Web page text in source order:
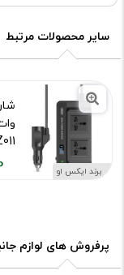
سایر محصولات مرتبط
برند ایکس او
کد
پرفروش های لوازم